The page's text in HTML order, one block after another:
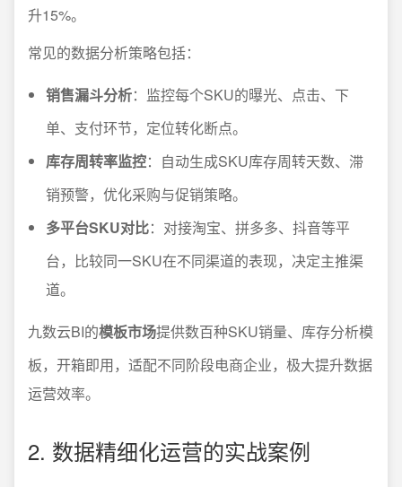
升15%。
常见的数据分析策略包括：
销售漏斗分析：监控每个SKU的曝光、点击、下
单、支付环节，定位转化断点。
库存周转率监控：自动生成SKU库存周转天数、滞
销预警，优化采购与促销策略。
多平台SKU对比：对接淘宝、拼多多、抖音等平
台，比较同一SKU在不同渠道的表现，决定主推渠
道。
九数云BI的模板市场提供数百种SKU销量、库存分析模
板，开箱即用，适配不同阶段电商企业，极大提升数据
运营效率。
2. 数据精细化运营的实战案例